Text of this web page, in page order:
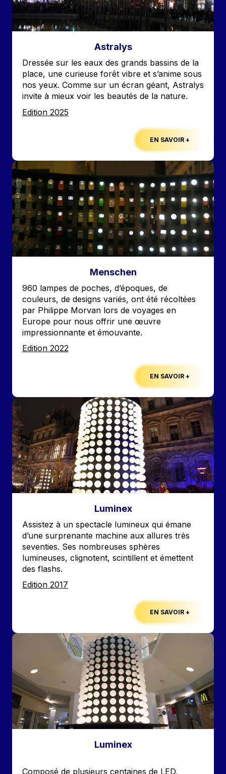
Astralys
Accroche
Dressée sur les eaux des grands bassins de la
place, une curieuse forêt vibre et s’anime sous
nos yeux. Comme sur un écran géant, Astralys
invite à mieux voir les beautés de la nature.
Edition
Edition 2025
EN SAVOIR +
Image
Menschen
Accroche
960 lampes de poches, d’époques, de
couleurs, de designs variés, ont été récoltées
par Philippe Morvan lors de voyages en
Europe pour nous offrir une œuvre
impressionnante et émouvante.
Edition
Edition 2022
EN SAVOIR +
Image
Luminex
Accroche
Assistez à un spectacle lumineux qui émane
d’une surprenante machine aux allures très
seventies. Ses nombreuses sphères
lumineuses, clignotent, scintillent et émettent
des flashs.
Edition
Edition 2017
EN SAVOIR +
Image
Luminex
Composé de plusieurs centaines de LED,